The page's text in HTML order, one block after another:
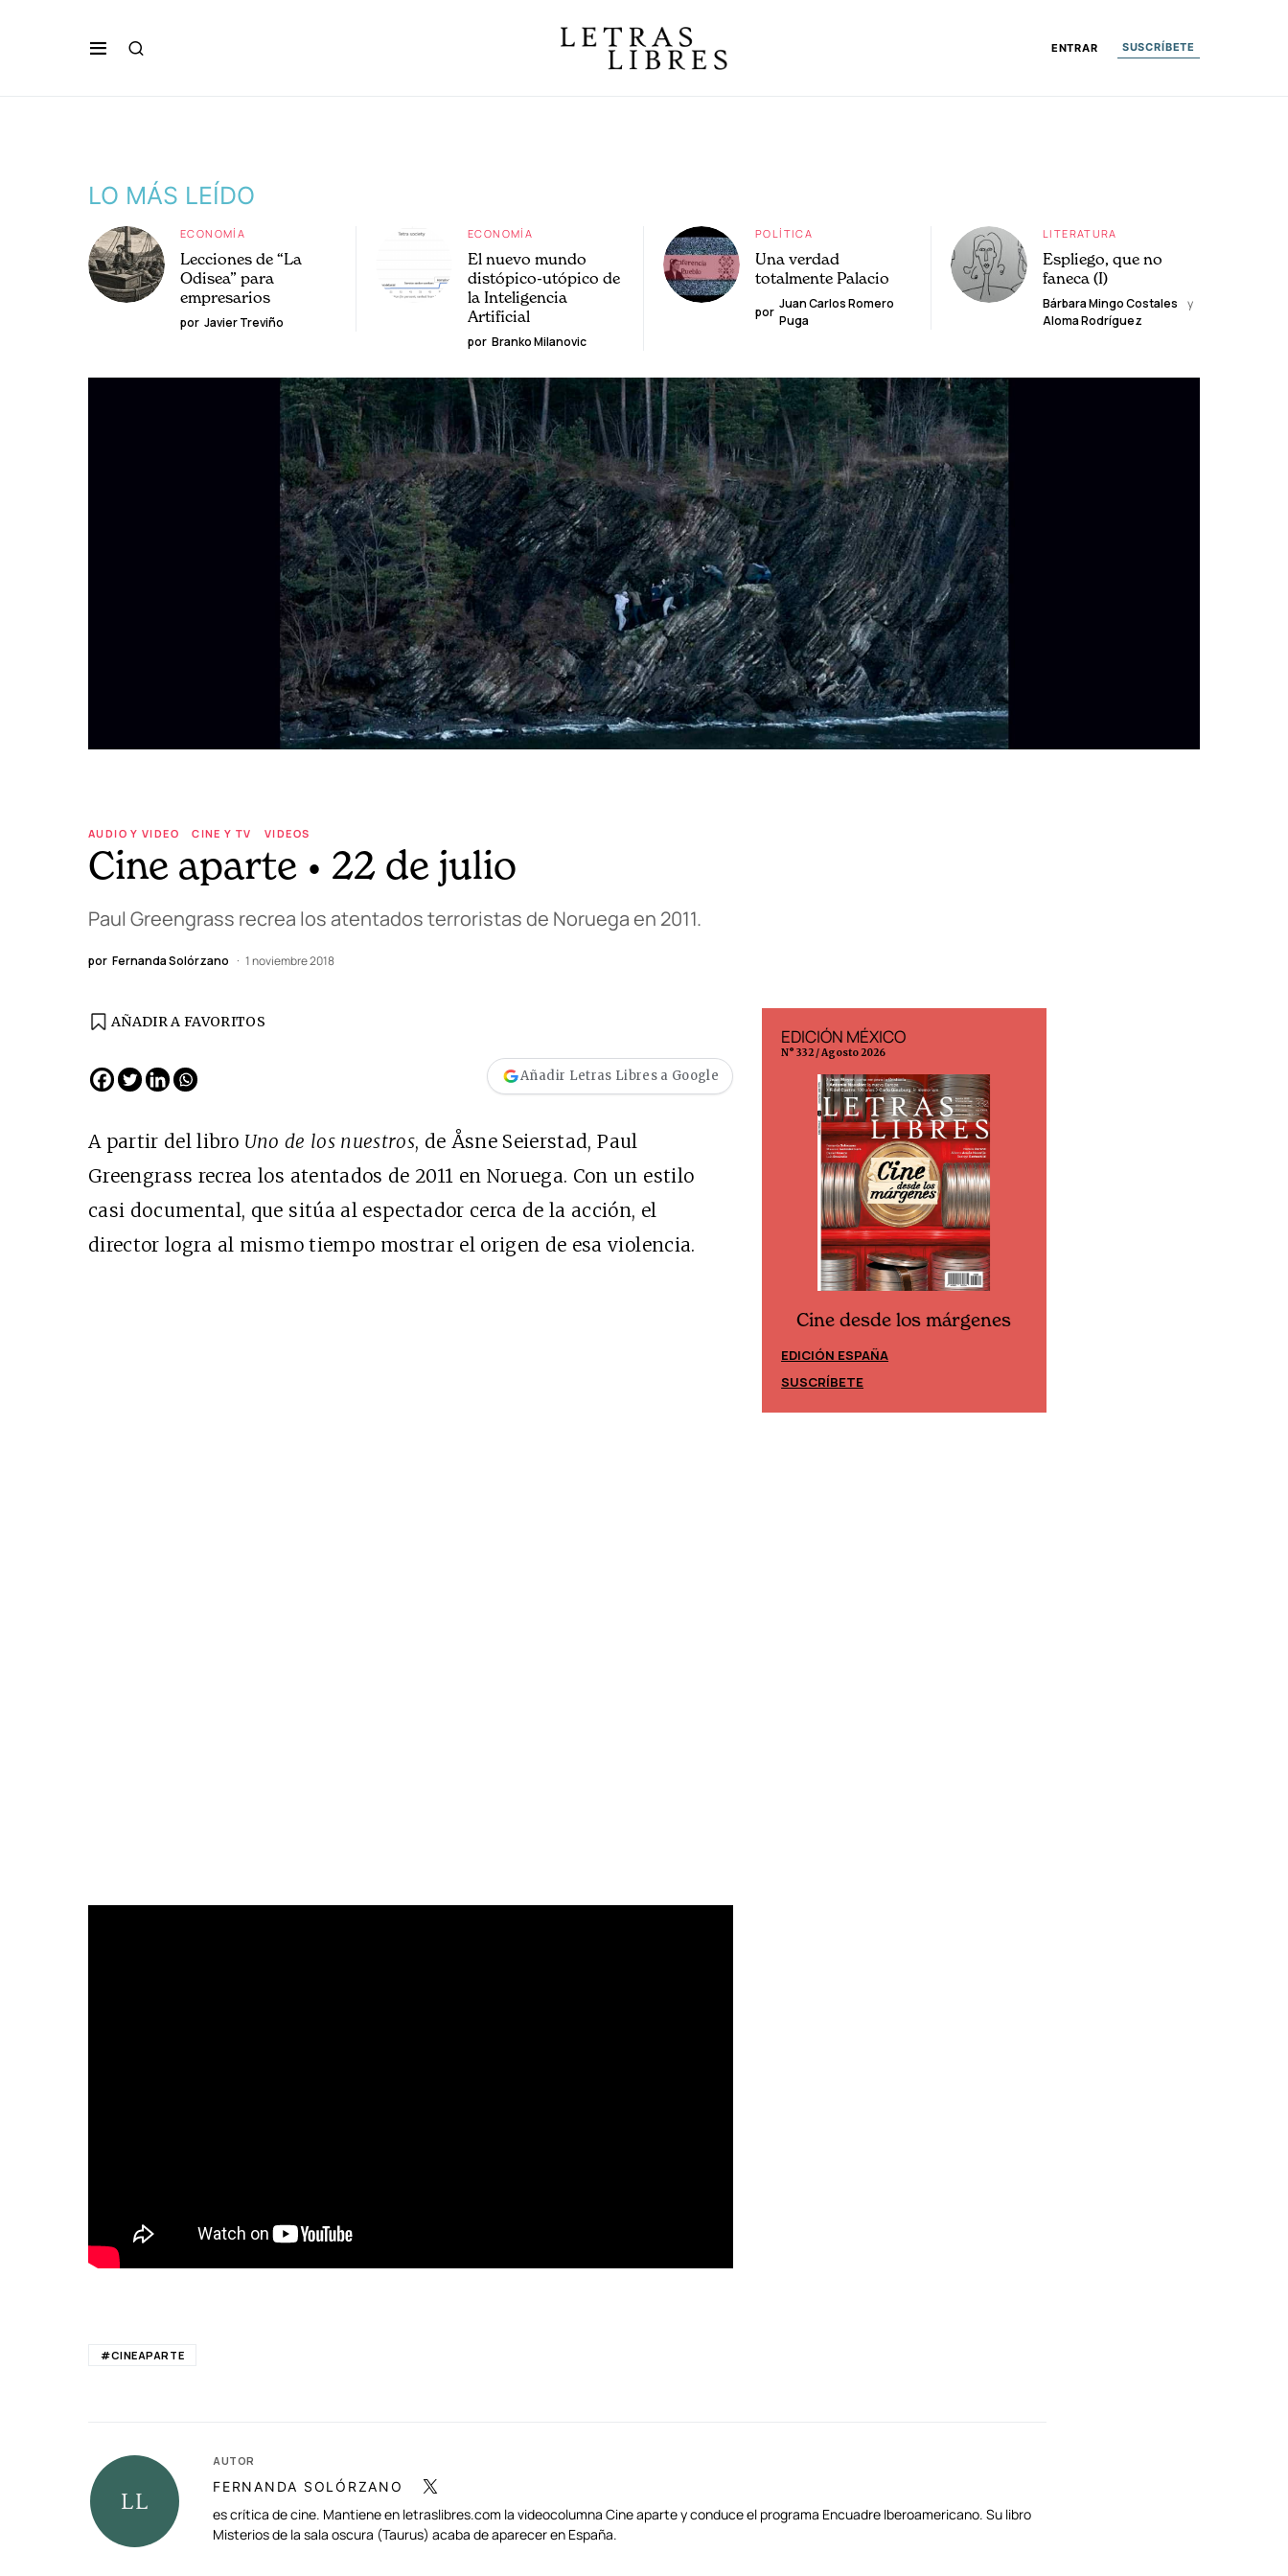
ENTRAR SUSCRÍBETE
LO MÁS LEÍDO
ECONOMÍA
Lecciones de “La
Odisea” para
empresarios
por Javier Treviño
ECONOMÍA
El nuevo mundo
distópico-utópico de
la Inteligencia
Artificial
por Branko Milanovic
POLÍTICA
Una verdad
totalmente Palacio
por
Juan Carlos Romero
Puga
LITERATURA
Espliego, que no
faneca (I)
Bárbara Mingo Costales
y
Aloma Rodríguez
AUDIO Y VIDEO CINE Y TV VIDEOS
Cine aparte • 22 de julio
Paul Greengrass recrea los atentados terroristas de Noruega en 2011.
por Fernanda Solórzano 1 noviembre 2018
AÑADIR A FAVORITOS
Añadir Letras Libres a Google
A partir del libro Uno de los nuestros, de Åsne Seierstad, Paul
Greengrass recrea los atentados de 2011 en Noruega. Con un estilo
casi documental, que sitúa al espectador cerca de la acción, el
director logra al mismo tiempo mostrar el origen de esa violencia.
EDICIÓN MÉXICO
N° 332 / Agosto 2026
Cine desde los márgenes
EDICIÓN ESPAÑA
SUSCRÍBETE
#CINEAPARTE
AUTOR
FERNANDA SOLÓRZANO
es crítica de cine. Mantiene en letraslibres.com la videocolumna Cine aparte y conduce el programa Encuadre Iberoamericano. Su libro
Misterios de la sala oscura (Taurus) acaba de aparecer en España.